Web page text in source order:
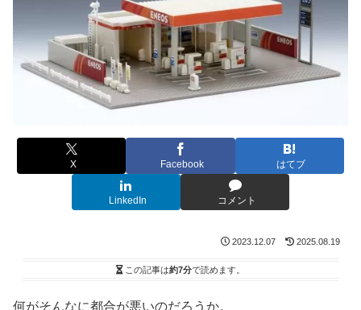
X Facebook はてブ
LinkedIn コメント
2023.12.07 2025.08.19
この記事は約7分で読めます。
何がそんなに都合が悪いのだろうか。